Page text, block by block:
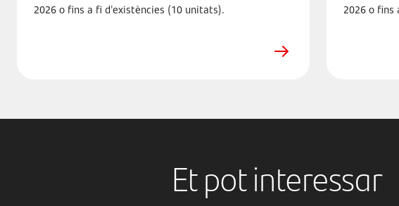
2026 o fins a fi d'existències (10 unitats).
2026 o fins
Et pot interessar